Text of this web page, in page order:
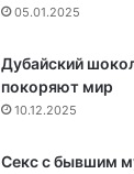
05.01.2025
Дубайский
покоряют мир
10.12.2025
Секс с бывшим